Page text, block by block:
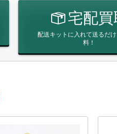
宅配買
配送キットに入れて送るだ
料！